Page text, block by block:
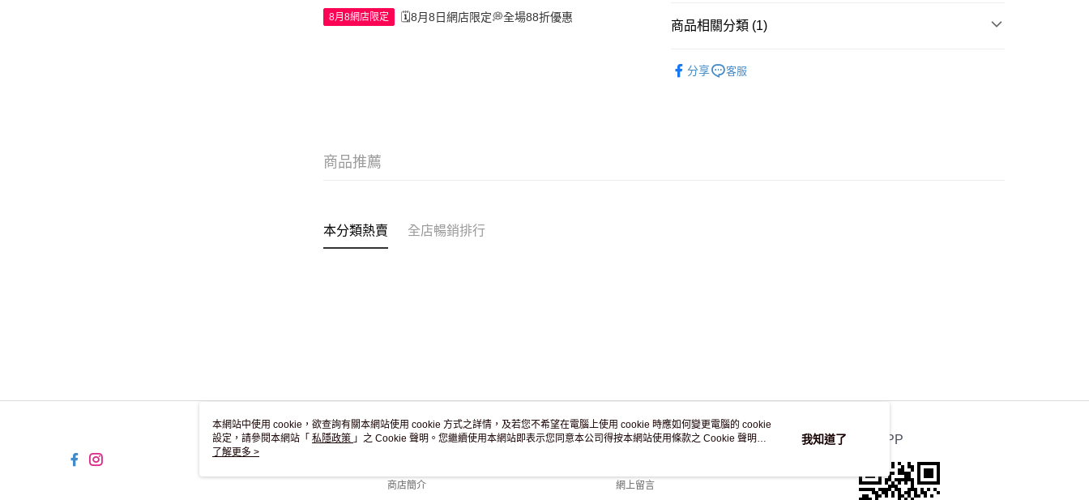
8月8網店限定 🗓️8月8日網店限定💭全場88折優惠
JD京東物流，訂單確認發貨後2-4個工作天送達
商品相關分類 (1)
分享
客服
商品推薦
本分類熱賣 全店暢銷排行
關於我們
商店簡介
客戶服務
網上留言
官方APP
本網站中使用 cookie，欲查詢有關本網站使用 cookie 方式之詳情，及若您不希望在電腦上使用 cookie 時應如何變更電腦的 cookie
設定，請參閱本網站「 私隱政策 」之 Cookie 聲明。您繼續使用本網站即表示您同意本公司得按本網站使用條款之 Cookie 聲明使
用 cookie。
了解更多 >
我知道了